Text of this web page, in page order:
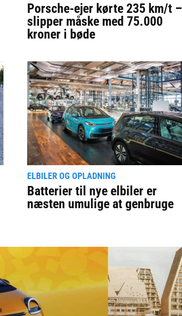
Porsche-ejer kørte 235 km/t –
slipper måske med 75.000
kroner i bøde
ELBILER OG OPLADNING
Batterier til nye elbiler er
næsten umulige at genbruge